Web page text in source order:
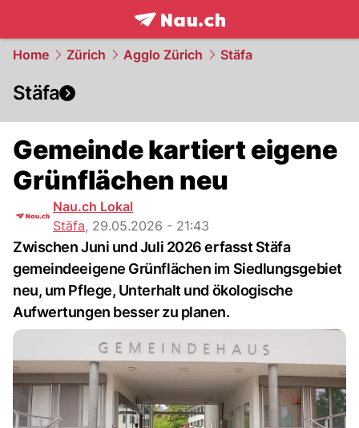
frontpage.NAU.ch
Home Zürich Agglo Zürich Stäfa
Stäfa
Gemeinde kartiert eigene
Grünflächen neu
Nau.ch Lokal
Stäfa, 29.05.2026 - 21:43
Zwischen Juni und Juli 2026 erfasst Stäfa
gemeindeeigene Grünflächen im Siedlungsgebiet
neu, um Pflege, Unterhalt und ökologische
Aufwertungen besser zu planen.